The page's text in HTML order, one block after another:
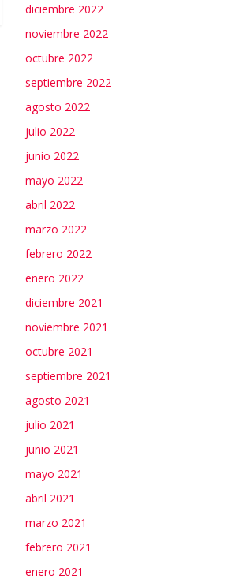
diciembre 2022
noviembre 2022
octubre 2022
septiembre 2022
agosto 2022
julio 2022
junio 2022
mayo 2022
abril 2022
marzo 2022
febrero 2022
enero 2022
diciembre 2021
noviembre 2021
octubre 2021
septiembre 2021
agosto 2021
julio 2021
junio 2021
mayo 2021
abril 2021
marzo 2021
febrero 2021
enero 2021